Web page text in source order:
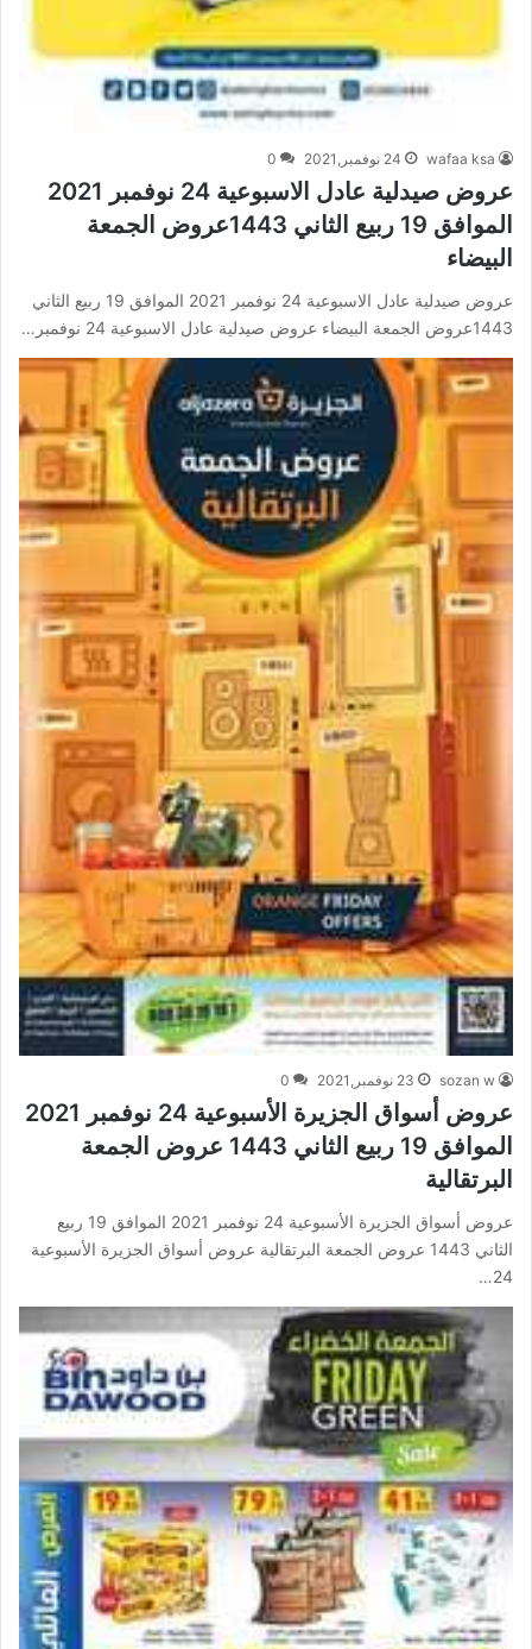
wafaa ksa 24 نوفمبر,2021 0
عروض صيدلية عادل الاسبوعية 24 نوفمبر 2021
الموافق 19 ربيع الثاني 1443عروض الجمعة
البيضاء
عروض صيدلية عادل الاسبوعية 24 نوفمبر 2021 الموافق 19 ربيع الثاني
1443عروض الجمعة البيضاء عروض صيدلية عادل الاسبوعية 24 نوفمبر…
sozan w 23 نوفمبر,2021 0
عروض أسواق الجزيرة الأسبوعية 24 نوفمبر 2021
الموافق 19 ربيع الثاني 1443 عروض الجمعة
البرتقالية
عروض أسواق الجزيرة الأسبوعية 24 نوفمبر 2021 الموافق 19 ربيع
الثاني 1443 عروض الجمعة البرتقالية عروض أسواق الجزيرة الأسبوعية
24…